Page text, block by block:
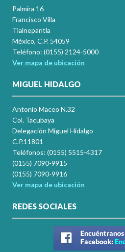
Palmira 16
Francisco Villa
Tlalnepantla
México, C.P. 54059
Teléfono: (0155) 2124-5000
Ver mapa de ubicación
MIGUEL HIDALGO
Antonio Maceo N.32
Col. Tacubaya
Delegación Miguel Hidalgo
C.P.11801
Teléfonos: (0155) 5515-4317
(0155) 7090-9915
(0155) 7090-9916
Ver mapa de ubicación
REDES SOCIALES